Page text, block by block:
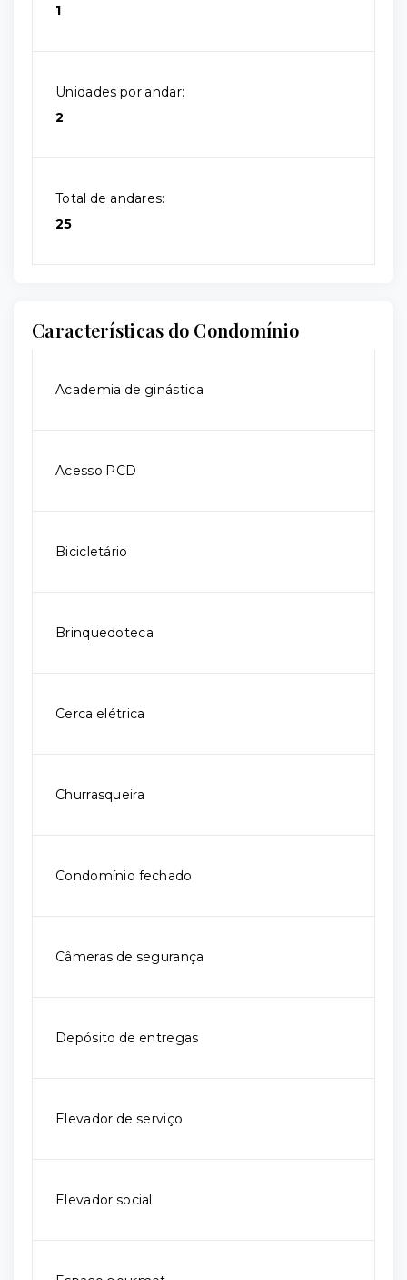
1
Unidades por andar:
2
Total de andares:
25
Características do Condomínio
Academia de ginástica
Acesso PCD
Bicicletário
Brinquedoteca
Cerca elétrica
Churrasqueira
Condomínio fechado
Câmeras de segurança
Depósito de entregas
Elevador de serviço
Elevador social